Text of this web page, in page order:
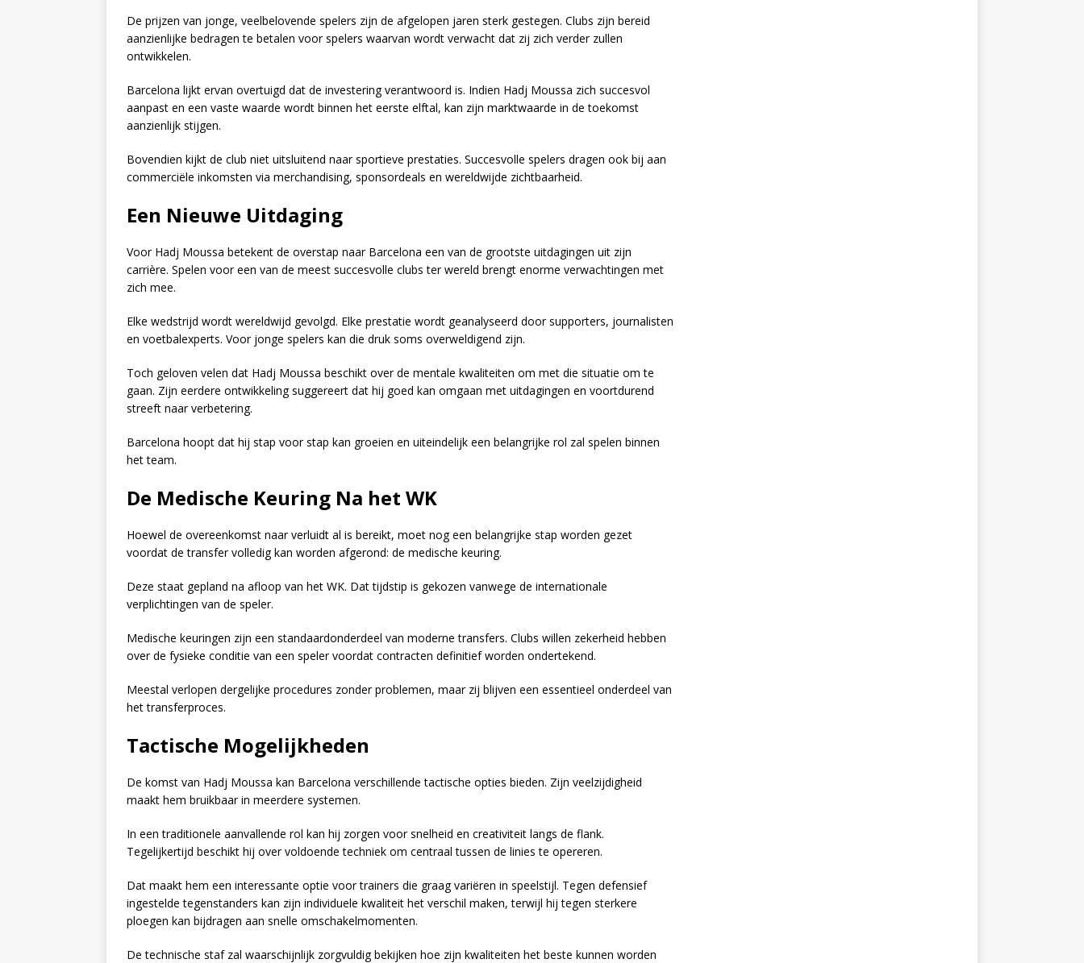
De prijzen van jonge, veelbelovende spelers zijn de afgelopen jaren sterk gestegen. Clubs zijn bereid
aanzienlijke bedragen te betalen voor spelers waarvan wordt verwacht dat zij zich verder zullen
ontwikkelen.
Barcelona lijkt ervan overtuigd dat de investering verantwoord is. Indien Hadj Moussa zich succesvol
aanpast en een vaste waarde wordt binnen het eerste elftal, kan zijn marktwaarde in de toekomst
aanzienlijk stijgen.
Bovendien kijkt de club niet uitsluitend naar sportieve prestaties. Succesvolle spelers dragen ook bij aan
commerciële inkomsten via merchandising, sponsordeals en wereldwijde zichtbaarheid.
Een Nieuwe Uitdaging
Voor Hadj Moussa betekent de overstap naar Barcelona een van de grootste uitdagingen uit zijn
carrière. Spelen voor een van de meest succesvolle clubs ter wereld brengt enorme verwachtingen met
zich mee.
Elke wedstrijd wordt wereldwijd gevolgd. Elke prestatie wordt geanalyseerd door supporters, journalisten
en voetbalexperts. Voor jonge spelers kan die druk soms overweldigend zijn.
Toch geloven velen dat Hadj Moussa beschikt over de mentale kwaliteiten om met die situatie om te
gaan. Zijn eerdere ontwikkeling suggereert dat hij goed kan omgaan met uitdagingen en voortdurend
streeft naar verbetering.
Barcelona hoopt dat hij stap voor stap kan groeien en uiteindelijk een belangrijke rol zal spelen binnen
het team.
De Medische Keuring Na het WK
Hoewel de overeenkomst naar verluidt al is bereikt, moet nog een belangrijke stap worden gezet
voordat de transfer volledig kan worden afgerond: de medische keuring.
Deze staat gepland na afloop van het WK. Dat tijdstip is gekozen vanwege de internationale
verplichtingen van de speler.
Medische keuringen zijn een standaardonderdeel van moderne transfers. Clubs willen zekerheid hebben
over de fysieke conditie van een speler voordat contracten definitief worden ondertekend.
Meestal verlopen dergelijke procedures zonder problemen, maar zij blijven een essentieel onderdeel van
het transferproces.
Tactische Mogelijkheden
De komst van Hadj Moussa kan Barcelona verschillende tactische opties bieden. Zijn veelzijdigheid
maakt hem bruikbaar in meerdere systemen.
In een traditionele aanvallende rol kan hij zorgen voor snelheid en creativiteit langs de flank.
Tegelijkertijd beschikt hij over voldoende techniek om centraal tussen de linies te opereren.
Dat maakt hem een interessante optie voor trainers die graag variëren in speelstijl. Tegen defensief
ingestelde tegenstanders kan zijn individuele kwaliteit het verschil maken, terwijl hij tegen sterkere
ploegen kan bijdragen aan snelle omschakelmomenten.
De technische staf zal waarschijnlijk zorgvuldig bekijken hoe zijn kwaliteiten het beste kunnen worden